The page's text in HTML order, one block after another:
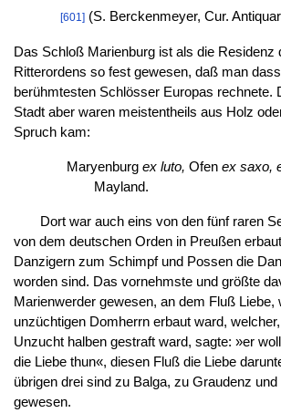
[601] (S. Berckenmeyer, Cur.
Das Schloß Marienburg ist als die Residenz
Ritterordens so fest gewesen, daß man
berühmtesten Schlösser Europas rechnete.
Stadt aber waren meistentheils aus Holz
Spruch kam:
Maryenburgex luto, Ofenex saxo,
Mayland.
Dort war auch eins von den fünf raren
von dem deutschen Orden in Preußen
Danzigern zum Schimpf und Possen die
worden sind. Das vornehmste und größte
Marienwerder gewesen, an dem Fluß Liebe,
unzüchtigen Domherrn erbaut ward,
Unzucht halben gestraft ward, sagte: »er
die Liebe thun«, diesen Fluß die Liebe
übrigen drei sind zu Balga, zu Graudenz
gewesen.